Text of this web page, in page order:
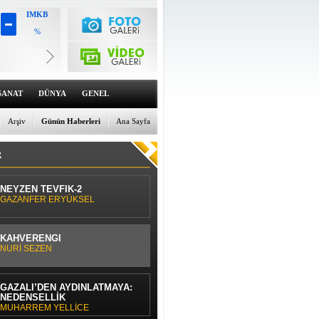
IMKB
%
6656.58
%0
Euro
55.1256
%0
DÜNYA GENEL
Ana Sayfa
Günün Haberleri
Arşiv
NEYZEN TEVFİK-2
GAZANFER ERYÜKSEL
KAHVERENGİ
NURİ SEZEN
GAZÂLÎ’DEN AYDINLATMAYA:
NEDENSELLİK
MUHARREM YELLİCE